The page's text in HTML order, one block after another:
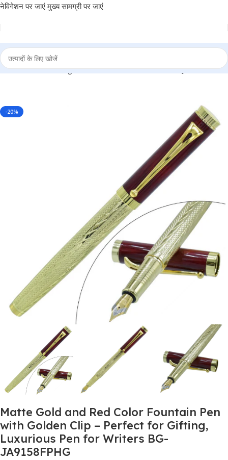
नेविगेशन पर जाएं मुख्य सामग्री पर जाएं
Perfect for Gifting, Luxurious Pen for Writers BG-JA9158FPHG
-20%
Matte Gold and Red Color Fountain Pen
with Golden Clip – Perfect for Gifting,
Luxurious Pen for Writers BG-
JA9158FPHG